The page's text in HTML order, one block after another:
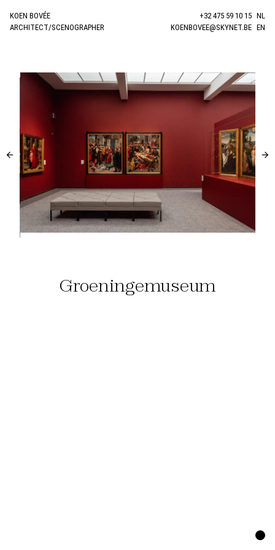
KOEN BOVÉE
ARCHITECT/SCENOGRAPHER
+32 475 59 10 15
KOENBOVEE@SKYNET.BE
NL
EN
Groeningemuseum